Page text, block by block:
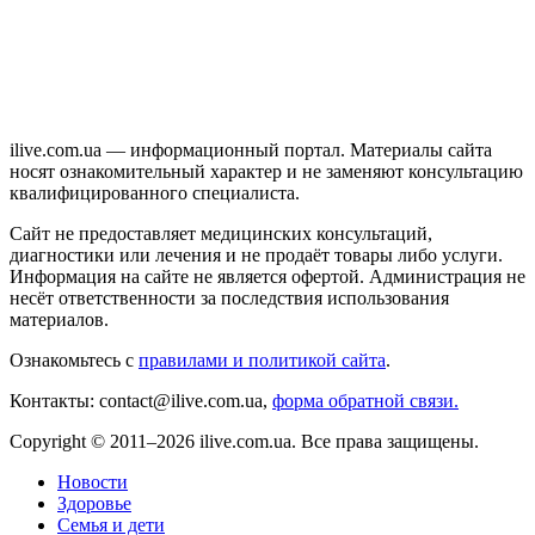
ilive.com.ua — информационный портал. Материалы сайта
носят ознакомительный характер и не заменяют консультацию
квалифицированного специалиста.
Сайт не предоставляет медицинских консультаций,
диагностики или лечения и не продаёт товары либо услуги.
Информация на сайте не является офертой. Администрация не
несёт ответственности за последствия использования
материалов.
Ознакомьтесь с правилами и политикой сайта.
Контакты: contact@ilive.com.ua, форма обратной связи.
Copyright © 2011–2026 ilive.com.ua. Все права защищены.
Новости
Здоровье
Семья и дети